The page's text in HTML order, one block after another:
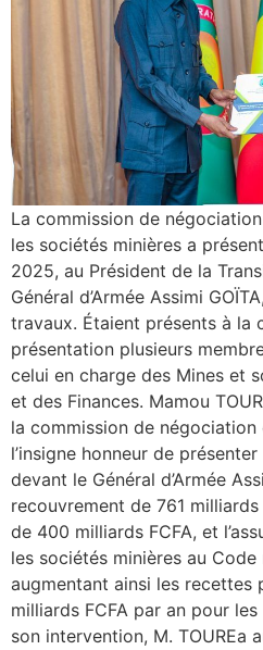
La commission de
les sociétés minières a
2025, au Président de la
Général d’Armée Assimi
travaux. Étaient présents à la
présentation plusieurs
celui en charge des Mines et
et des Finances. Mamou
la commission de
l’insigne honneur de
devant le Général d’Armée
recouvrement de 761
de 400 milliards FCFA, et
les sociétés minières au
augmentant ainsi les recettes
milliards FCFA par an pour
son intervention, M. TOUREa